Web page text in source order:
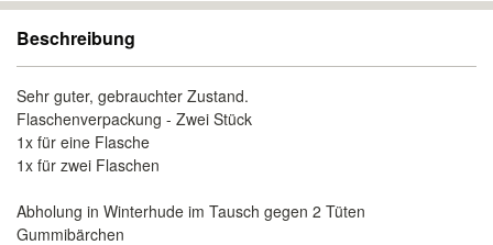
Beschreibung
Sehr guter, gebrauchter Zustand.
Flaschenverpackung - Zwei Stück
1x für eine Flasche
1x für zwei Flaschen
Abholung in Winterhude im Tausch gegen 2 Tüten
Gummibärchen